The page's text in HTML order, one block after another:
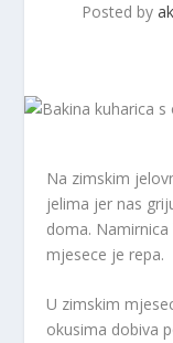
Posted by
Na zimskim
jelima jer nas
doma.
mjesece je repa.
U zimskim
okusima dobiva